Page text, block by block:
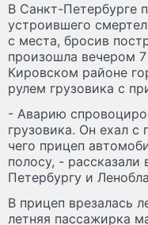
В Санкт-Петербурге
устроившего
с места, бросив
произошла вечером
Кировском районе
рулем грузовика с
- Аварию
грузовика. Он ехал
чего прицеп
полосу, -
Петербургу и
В прицеп врезалась
летняя пассажирка